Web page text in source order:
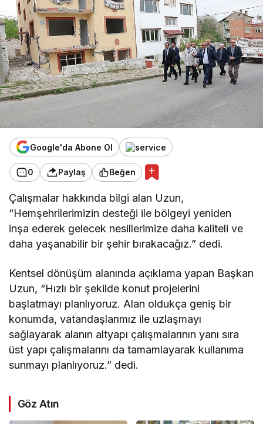
Google'da Abone Ol
0 Paylaş Beğen
Çalışmalar hakkında bilgi alan Uzun,
“Hemşehrilerimizin desteği ile bölgeyi yeniden
inşa ederek gelecek nesillerimize daha kaliteli ve
daha yaşanabilir bir şehir bırakacağız.” dedi.
Kentsel dönüşüm alanında açıklama yapan Başkan
Uzun, “Hızlı bir şekilde konut projelerini
başlatmayı planlıyoruz. Alan oldukça geniş bir
konumda, vatandaşlarımız ile uzlaşmayı
sağlayarak alanın altyapı çalışmalarının yanı sıra
üst yapı çalışmalarını da tamamlayarak kullanıma
sunmayı planlıyoruz.” dedi.
Göz Atın